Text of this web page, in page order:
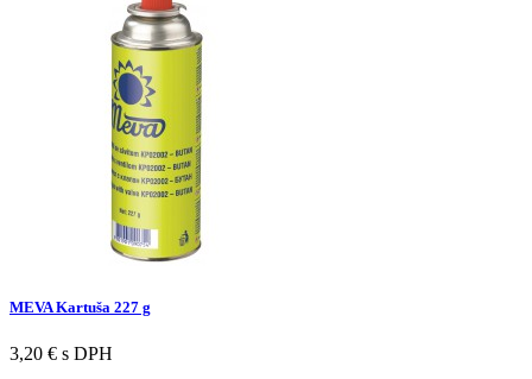
MEVA Kartuša 227 g
3,20 € s DPH